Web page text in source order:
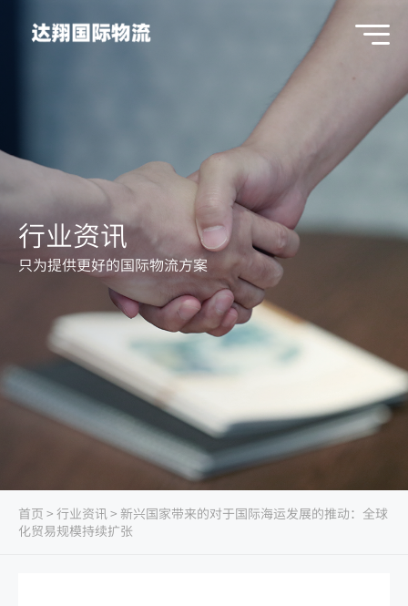
行业资讯
只为提供更好的国际物流方案
首页 > 行业资讯> 新兴国家带来的对于国际海运发展的推动：全球
化贸易规模持续扩张